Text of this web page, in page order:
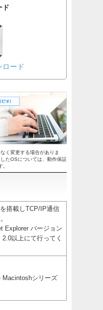
ド
ード
く変更する場合がありま
たOSについては、動作保証
搭載しTCP/IP通信
Explorer バージョン
以上にて行ってく
Macintoshシリーズ